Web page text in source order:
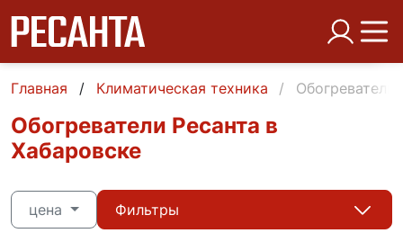
Главная Климатическая техника Обогреватели
Обогреватели Ресанта в
Хабаровске
цена Фильтры